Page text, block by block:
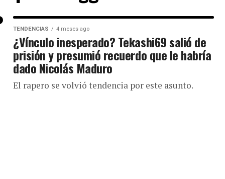
TENDENCIAS 4 meses ago
¿Vínculo inesperado? Tekashi69 salió de
prisión y presumió recuerdo que le habría
dado Nicolás Maduro
El rapero se volvió tendencia por este asunto.